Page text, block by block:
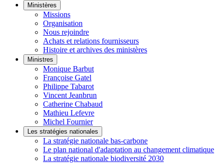
Ministères
Missions
Organisation
Nous rejoindre
Achats et relations fournisseurs
Histoire et archives des ministères
Ministres
Monique Barbut
Françoise Gatel
Philippe Tabarot
Vincent Jeanbrun
Catherine Chabaud
Mathieu Lefevre
Michel Fournier
Les stratégies nationales
La stratégie nationale bas-carbone
Le plan national d'adaptation au changement climatique
La stratégie nationale biodiversité 2030